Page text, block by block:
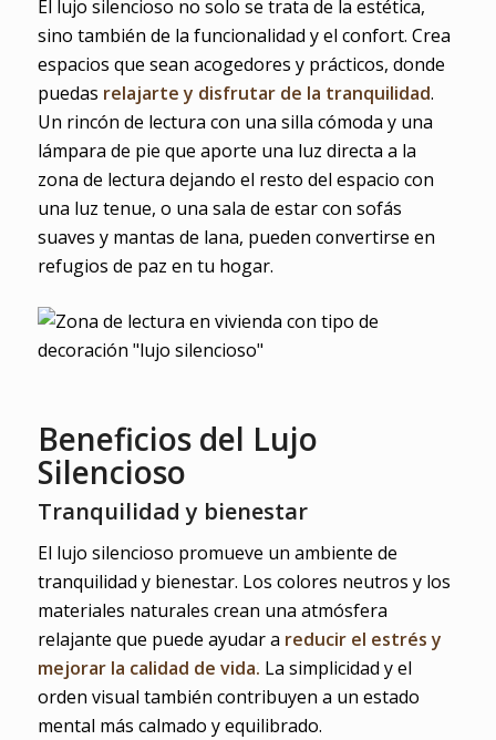
El lujo silencioso no solo se trata de la estética,
sino también de la funcionalidad y el confort. Crea
espacios que sean acogedores y prácticos, donde
puedas relajarte y disfrutar de la tranquilidad.
Un rincón de lectura con una silla cómoda y una
lámpara de pie que aporte una luz directa a la
zona de lectura dejando el resto del espacio con
una luz tenue, o una sala de estar con sofás
suaves y mantas de lana, pueden convertirse en
refugios de paz en tu hogar.
Beneficios del Lujo
Silencioso
Tranquilidad y bienestar
El lujo silencioso promueve un ambiente de
tranquilidad y bienestar. Los colores neutros y los
materiales naturales crean una atmósfera
relajante que puede ayudar a reducir el estrés y
mejorar la calidad de vida. La simplicidad y el
orden visual también contribuyen a un estado
mental más calmado y equilibrado.